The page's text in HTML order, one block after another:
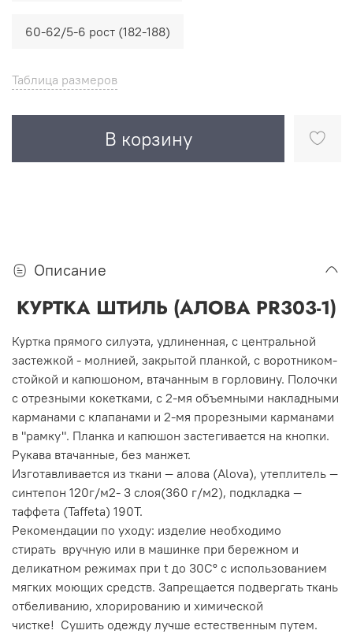
Таблица размеров
В корзину
60-62/5-6 рост (182-188)
Описание
КУРТКА ШТИЛЬ (АЛОВА PR303-1)
Куртка прямого силуэта, удлиненная, с центральной
застежкой - молнией, закрытой планкой, с воротником-
стойкой и капюшоном, втачанным в горловину. Полочки
с отрезными кокетками, с 2-мя объемными накладными
карманами с клапанами и 2-мя прорезными карманами
в "рамку". Планка и капюшон застегивается на кнопки.
Рукава втачанные, без манжет.
Изготавливается из ткани — алова (Alova), утеплитель —
синтепон 120г/м2- 3 слоя(360 г/м2), подкладка —
таффета (Taffeta) 190Т.
Рекомендации по уходу: изделие необходимо
стирать вручную или в машинке при бережном и
деликатном режимах при t до 30С° с использованием
мягких моющих средств. Запрещается подвергать ткань
отбеливанию, хлорированию и химической
чистке! Сушить одежду лучше естественным путем.